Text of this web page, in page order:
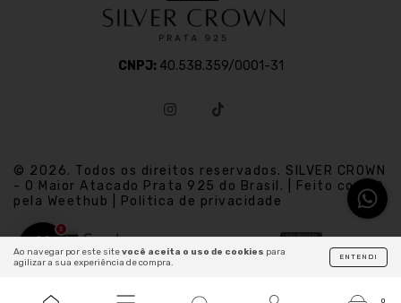
Ao navegar por este sitevocê aceita o uso de cookies para
agilizar a sua experiência de compra.
ENTENDI
0
CNPJ: 40.538.359/0001-31
© 2026. Todos os direitos reservados. SILVER CROWN
- O Maior Atacado Prata 925 do Brasil. | Feito com
pela Weethub | Politica de privacidade
3